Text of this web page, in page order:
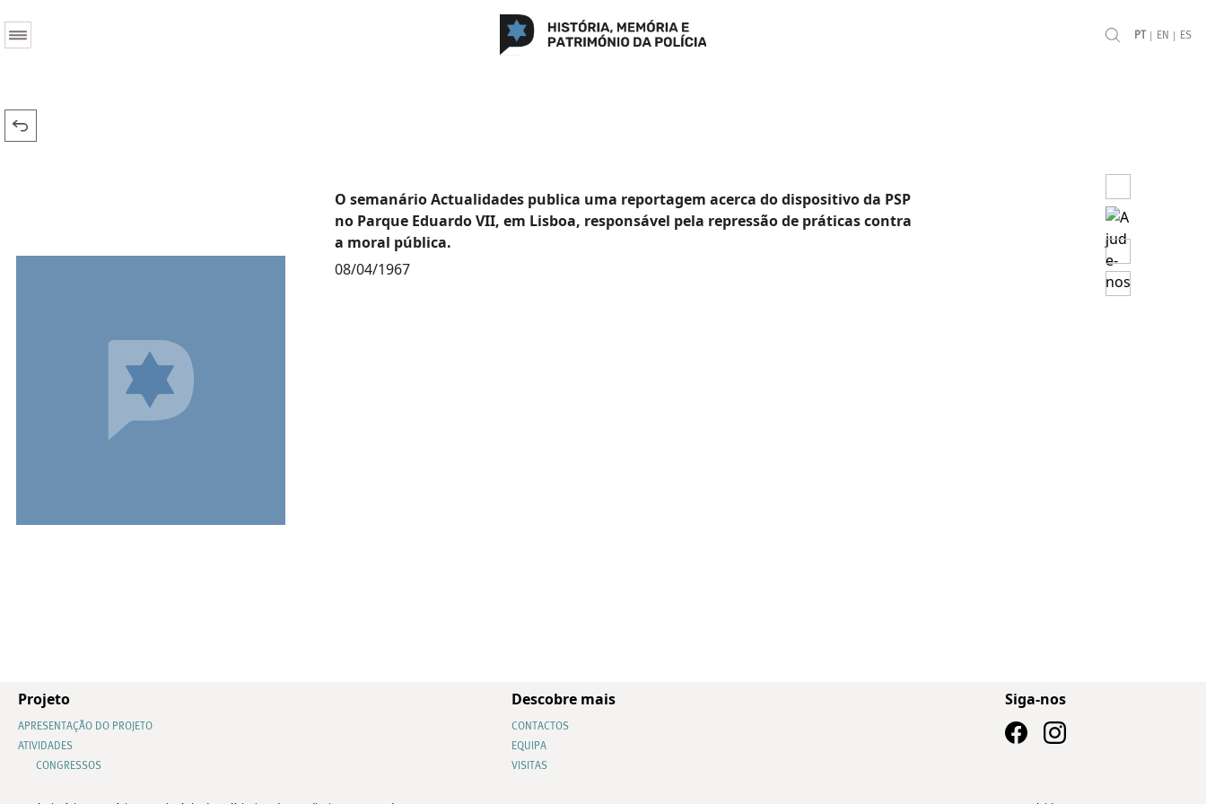
PT | EN | ES
O semanário Actualidades publica uma reportagem acerca do dispositivo da PSP
no Parque Eduardo VII, em Lisboa, responsável pela repressão de práticas contra
a moral pública.
08/04/1967
Projeto
APRESENTAÇÃO DO PROJETO
ATIVIDADES
CONGRESSOS
Descobre mais
CONTACTOS
EQUIPA
VISITAS
Siga-nos